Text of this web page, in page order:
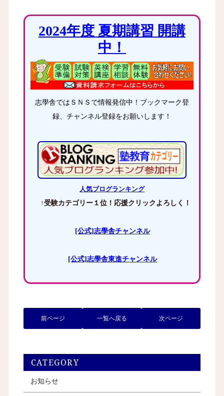
2024年度 夏期講習 開講
中！
志學舎ではＳＮＳで情報発信中！ブックマーク登
録、チャンネル登録をお願いします！
人気ブログランキング
↑受験カテゴリー１位！応援クリックよろしく！
[公式]志學舎チャンネル
[公式]志學舎東進チャンネル
前ページ 一覧へ戻る 次ページ
CATEGORY
お知らせ